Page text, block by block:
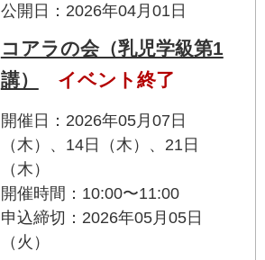
公開日：2026年04月01日
コアラの会（乳児学級第1
講）
イベント終了
開催日：2026年05月07日
（木）、14日（木）、21日
（木）
開催時間：10:00〜11:00
申込締切：2026年05月05日
（火）